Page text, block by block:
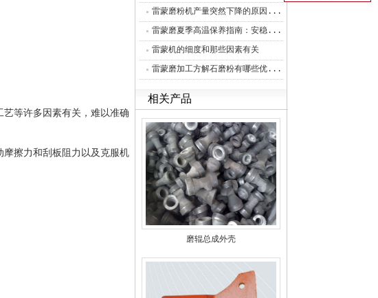
等许多因素有关，难以准确
擦力和刮板阻力以及克服机
雷蒙磨粉机产量突然下降的原因...
雷蒙磨夏季高温保养指南：安稳...
雷蒙机的细度和那些因素有关
雷蒙磨加工方解石磨粉有哪些优...
相关产品
磨辊总成外壳